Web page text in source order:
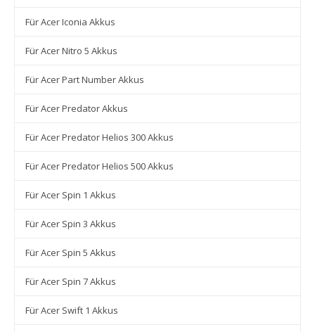
Für Acer Iconia Akkus
Für Acer Nitro 5 Akkus
Für Acer Part Number Akkus
Für Acer Predator Akkus
Für Acer Predator Helios 300 Akkus
Für Acer Predator Helios 500 Akkus
Für Acer Spin 1 Akkus
Für Acer Spin 3 Akkus
Für Acer Spin 5 Akkus
Für Acer Spin 7 Akkus
Für Acer Swift 1 Akkus